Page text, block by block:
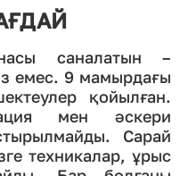
саналатын –
емес. 9 мамырдағы
қойылған.
мен әскери
Сарай
техникалар, ұрыс